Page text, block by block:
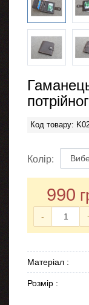
Код товару:
Колір:
990
-
Матеріал :
Розмір :